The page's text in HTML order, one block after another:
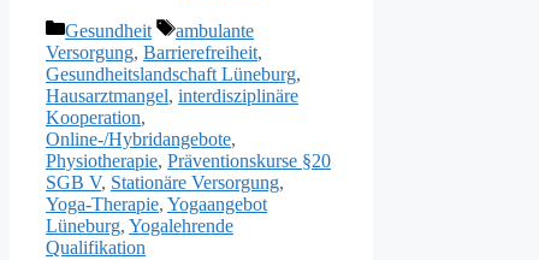
Kategorien
Gesundheit Schlagwörter
ambulante
Versorgung, Barrierefreiheit,
Gesundheitslandschaft Lüneburg,
Hausarztmangel, interdisziplinäre
Kooperation,
Online‑/Hybridangebote,
Physiotherapie, Präventionskurse §20
SGB V, Stationäre Versorgung,
Yoga‑Therapie, Yogaangebot
Lüneburg, Yogalehrende
Qualifikation